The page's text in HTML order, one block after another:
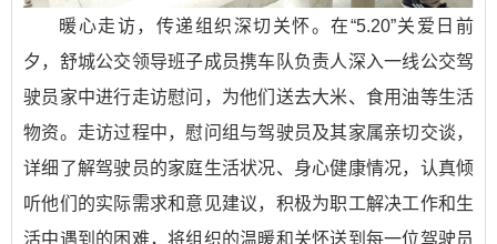
暖心走访，传递组织深切关怀。在“5.20”关爱日前
夕，舒城公交领导班子成员携车队负责人深入一线公交驾
驶员家中进行走访慰问，为他们送去大米、食用油等生活
物资。走访过程中，慰问组与驾驶员及其家属亲切交谈，
详细了解驾驶员的家庭生活状况、身心健康情况，认真倾
听他们的实际需求和意见建议，积极为职工解决工作和生
活中遇到的困难，将组织的温暖和关怀送到每一位驾驶员